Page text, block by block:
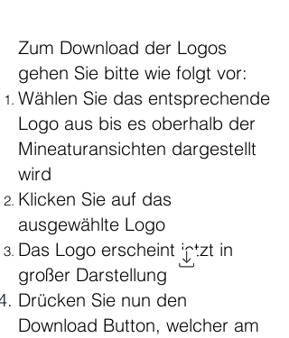
Zum Download der Logos
gehen Sie bitte wie folgt vor:
​Wählen Sie das entsprechende
Logo aus bis es oberhalb der
Mineaturansichten dargestellt
wird
Klicken Sie auf das
ausgewählte Logo
Das Logo erscheint jetzt in
großer Darstellung
Drücken Sie nun den
Download Button, welcher am